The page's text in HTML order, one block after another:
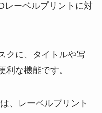
レーベルプリントに対
クに、タイトルや写
利な機能です。
、レーベルプリント